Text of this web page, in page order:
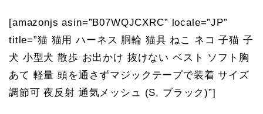
[amazonjs asin=”B07WQJCXRC” locale=”JP”
title=”猫 猫用 ハーネス 胴輪 猫具 ねこ ネコ 子猫 子
犬 小型犬 散歩 お出かけ 抜けない ベスト ソフト胸
あて 軽量 頭を通さずマジックテープで装着 サイズ
調節可 夜反射 通気メッシュ (S, ブラック)”]